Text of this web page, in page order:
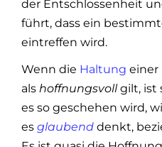
der Entschlossenheit
führt, dass ein
eintreffen wird.
Wenn die Haltung einer
als hoffnungsvollgilt, ist
es so geschehen wird,
es glaubend denkt,